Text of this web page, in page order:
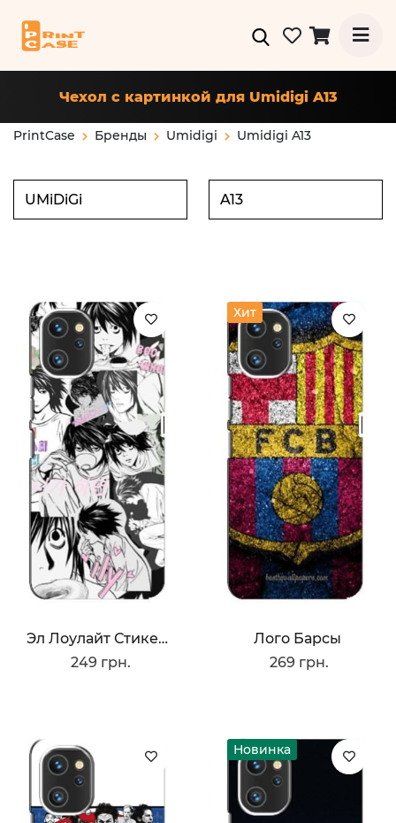
Чехол с картинкой для Umidigi A13
PrintCase Бренды Umidigi Umidigi A13
Эл Лоулайт Стикеры
249 грн.
Хит
Лого Барсы
269 грн.
Новинка